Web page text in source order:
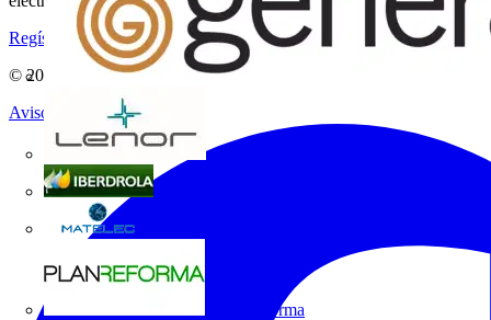
Grupo Lenor
Plan Reforma
Regístrate aquí
© 2002-
Voltimum
Aviso legal